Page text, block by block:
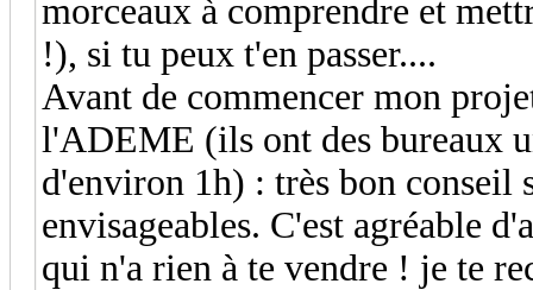
morceaux à comprendre et
!), si tu peux t'en passer....
Avant de commencer mon
l'ADEME (ils ont des bureaux
d'environ 1h) : très bon conseil
envisageables. C'est agréable
qui n'a rien à te vendre ! je te